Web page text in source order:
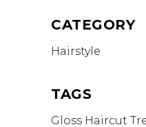
CATEGORY
Hairstyle
TAGS
Gloss Haircut